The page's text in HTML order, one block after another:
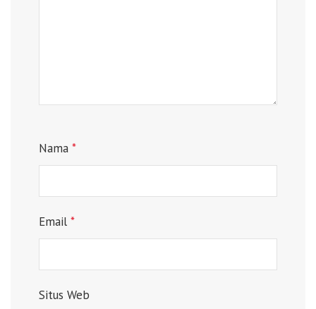
Nama *
Email *
Situs Web